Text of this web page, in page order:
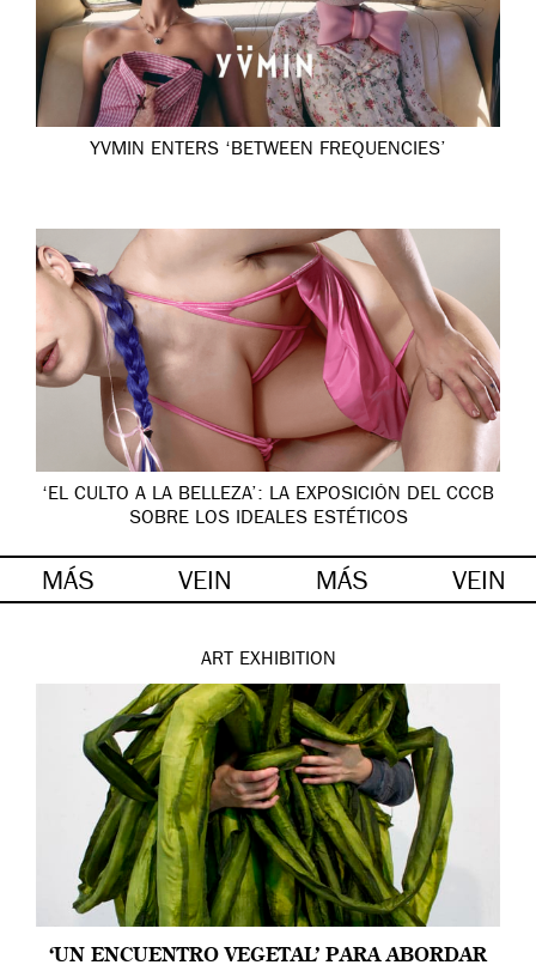
YVMIN ENTERS ‘BETWEEN FREQUENCIES’
‘EL CULTO A LA BELLEZA’: LA EXPOSICIÓN DEL CCCB
SOBRE LOS IDEALES ESTÉTICOS
MÁS VEIN MÁS VEIN
ART EXHIBITION
‘UN ENCUENTRO VEGETAL’ PARA ABORDAR